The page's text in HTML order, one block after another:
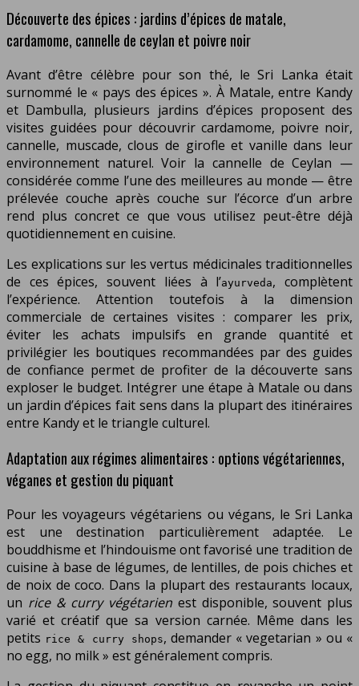
Découverte des épices : jardins d’épices de matale,
cardamome, cannelle de ceylan et poivre noir
Avant d’être célèbre pour son thé, le Sri Lanka était
surnommé le « pays des épices ». À Matale, entre Kandy
et Dambulla, plusieurs jardins d’épices proposent des
visites guidées pour découvrir cardamome, poivre noir,
cannelle, muscade, clous de girofle et vanille dans leur
environnement naturel. Voir la cannelle de Ceylan —
considérée comme l’une des meilleures au monde — être
prélevée couche après couche sur l’écorce d’un arbre
rend plus concret ce que vous utilisez peut-être déjà
quotidiennement en cuisine.
Les explications sur les vertus médicinales traditionnelles
de ces épices, souvent liées à l’ayurveda, complètent
l’expérience. Attention toutefois à la dimension
commerciale de certaines visites : comparer les prix,
éviter les achats impulsifs en grande quantité et
privilégier les boutiques recommandées par des guides
de confiance permet de profiter de la découverte sans
exploser le budget. Intégrer une étape à Matale ou dans
un jardin d’épices fait sens dans la plupart des itinéraires
entre Kandy et le triangle culturel.
Adaptation aux régimes alimentaires : options végétariennes,
véganes et gestion du piquant
Pour les voyageurs végétariens ou végans, le Sri Lanka
est une destination particulièrement adaptée. Le
bouddhisme et l’hindouisme ont favorisé une tradition de
cuisine à base de légumes, de lentilles, de pois chiches et
de noix de coco. Dans la plupart des restaurants locaux,
un rice & curry végétarien est disponible, souvent plus
varié et créatif que sa version carnée. Même dans les
petits rice & curry shops, demander « vegetarian » ou «
no egg, no milk » est généralement compris.